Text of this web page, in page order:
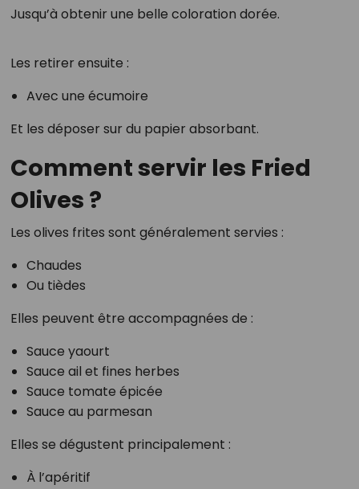
Jusqu’à obtenir une belle coloration dorée.
Les retirer ensuite :
Avec une écumoire
Et les déposer sur du papier absorbant.
Comment servir les Fried
Olives ?
Les olives frites sont généralement servies :
Chaudes
Ou tièdes
Elles peuvent être accompagnées de :
Sauce yaourt
Sauce ail et fines herbes
Sauce tomate épicée
Sauce au parmesan
Elles se dégustent principalement :
À l’apéritif